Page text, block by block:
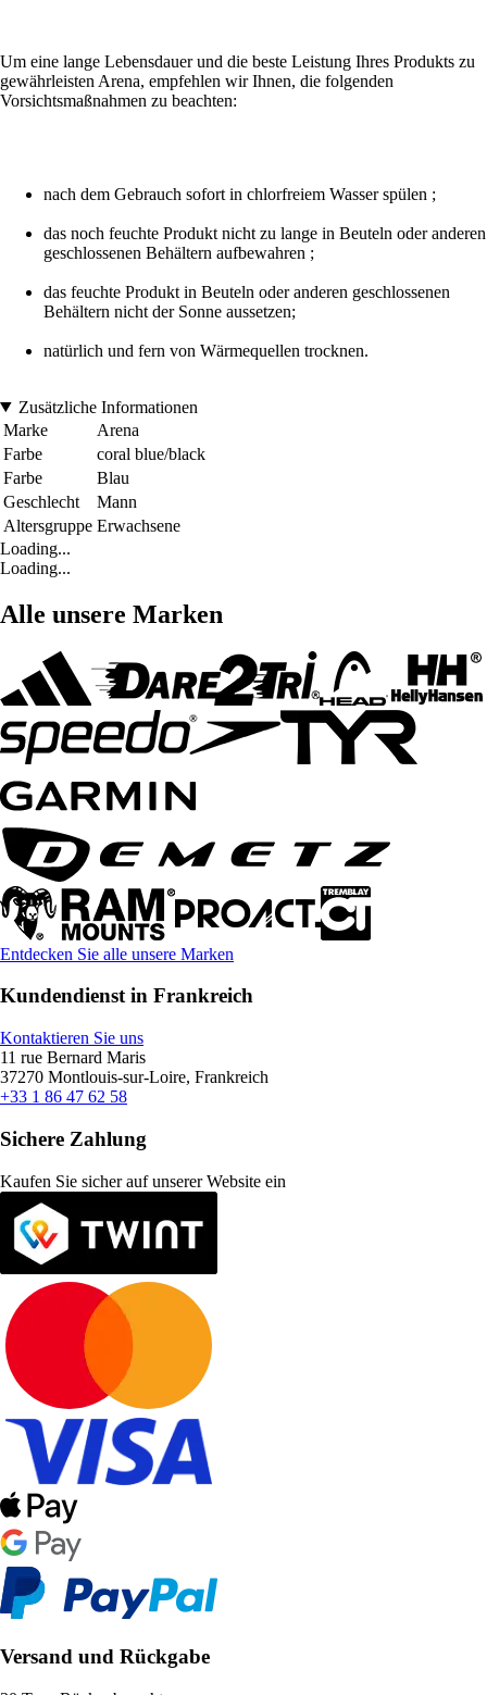
Um eine lange Lebensdauer und die beste Leistung Ihres Produkts zu
gewährleisten Arena, empfehlen wir Ihnen, die folgenden
Vorsichtsmaßnahmen zu beachten:
nach dem Gebrauch sofort in chlorfreiem Wasser spülen ;
das noch feuchte Produkt nicht zu lange in Beuteln oder anderen
geschlossenen Behältern aufbewahren ;
das feuchte Produkt in Beuteln oder anderen geschlossenen
Behältern nicht der Sonne aussetzen;
natürlich und fern von Wärmequellen trocknen.
Zusätzliche Informationen
Marke
Arena
Farbe
coral blue/black
Farbe
Blau
Geschlecht
Mann
Altersgruppe Erwachsene
Loading...
Loading...
Alle unsere Marken
Entdecken Sie alle unsere Marken
Kundendienst in Frankreich
Kontaktieren Sie uns
11 rue Bernard Maris
37270 Montlouis-sur-Loire, Frankreich
+33 1 86 47 62 58
Sichere Zahlung
Kaufen Sie sicher auf unserer Website ein
Versand und Rückgabe